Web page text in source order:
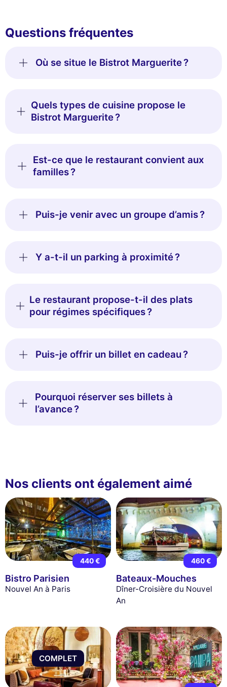
Questions fréquentes
Où se situe le Bistrot Marguerite ?
Quels types de cuisine propose le
Bistrot Marguerite ?
Est-ce que le restaurant convient aux
familles ?
Puis-je venir avec un groupe d’amis ?
Y a-t-il un parking à proximité ?
Le restaurant propose-t-il des plats
pour régimes spécifiques ?
Puis-je offrir un billet en cadeau ?
Pourquoi réserver ses billets à
l’avance ?
Nos clients ont également aimé
440 €
Bistro Parisien
Nouvel An à Paris
460 €
Bateaux-Mouches
Dîner-Croisière du Nouvel
An
COMPLET